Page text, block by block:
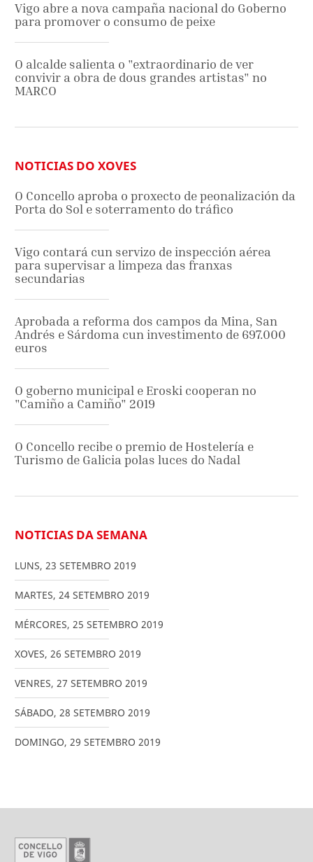
Vigo abre a nova campaña nacional do Goberno
para promover o consumo de peixe
O alcalde salienta o "extraordinario de ver
convivir a obra de dous grandes artistas" no
MARCO
NOTICIAS DO XOVES
O Concello aproba o proxecto de peonalización da
Porta do Sol e soterramento do tráfico
Vigo contará cun servizo de inspección aérea
para supervisar a limpeza das franxas
secundarias
Aprobada a reforma dos campos da Mina, San
Andrés e Sárdoma cun investimento de 697.000
euros
O goberno municipal e Eroski cooperan no
"Camiño a Camiño" 2019
O Concello recibe o premio de Hostelería e
Turismo de Galicia polas luces do Nadal
NOTICIAS DA SEMANA
LUNS, 23 SETEMBRO 2019
MARTES, 24 SETEMBRO 2019
MÉRCORES, 25 SETEMBRO 2019
XOVES, 26 SETEMBRO 2019
VENRES, 27 SETEMBRO 2019
SÁBADO, 28 SETEMBRO 2019
DOMINGO, 29 SETEMBRO 2019